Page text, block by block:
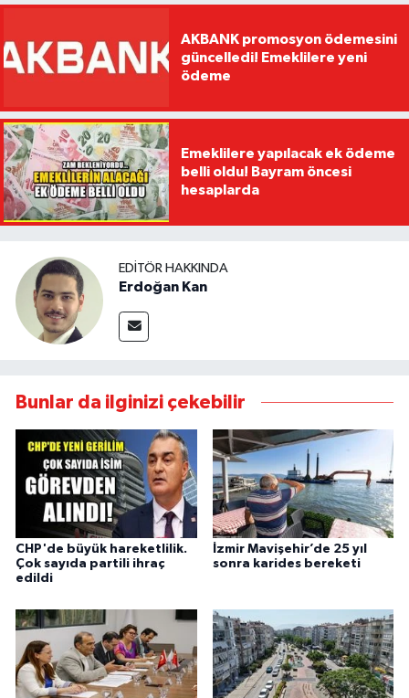
AKBANK promosyon ödemesini
güncelledi! Emeklilere yeni
ödeme
Emeklilere yapılacak ek ödeme
belli oldu! Bayram öncesi
hesaplarda
EDITÖR HAKKINDA
Erdoğan Kan
Bunlar da ilginizi çekebilir
CHP'de büyük hareketlilik.
Çok sayıda partili ihraç
edildi
İzmir Mavişehir’de 25 yıl
sonra karides bereketi